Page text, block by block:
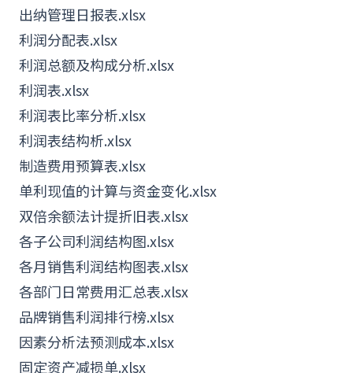
出纳管理日报表.xlsx
利润分配表.xlsx
利润总额及构成分析.xlsx
利润表.xlsx
利润表比率分析.xlsx
利润表结构析.xlsx
制造费用预算表.xlsx
单利现值的计算与资金变化.xlsx
双倍余额法计提折旧表.xlsx
各子公司利润结构图.xlsx
各月销售利润结构图表.xlsx
各部门日常费用汇总表.xlsx
品牌销售利润排行榜.xlsx
因素分析法预测成本.xlsx
固定资产减损单.xlsx